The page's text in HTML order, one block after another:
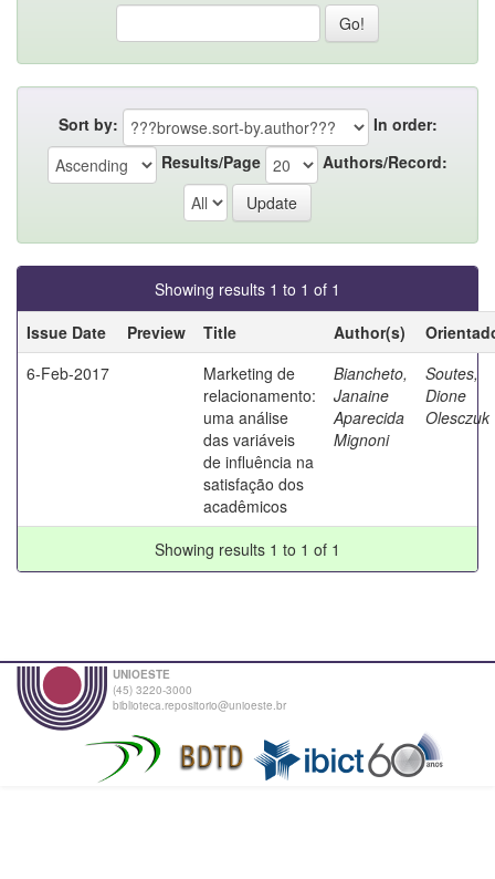
Sort by:
In order:
Results/Page
Authors/Record:
Showing results 1 to 1 of 1
Issue Date
Preview Title Author(s)
6-Feb-2017
Marketing de
relacionamento:
uma análise
das variáveis
de influência na
satisfação dos
acadêmicos
Biancheto,
Janaine
Aparecida
Mignoni
Soutes,
Dione
Olesczuk
Showing results 1 to 1 of 1
UNIOESTE
(45) 3220-3000
biblioteca.repositorio@unioeste.br